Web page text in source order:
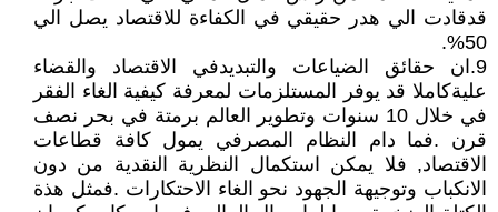
قدقادت الي هدر حقيقي في الكفاءة للاقتصاد يصل الي
50%.
9.ان حقائق الضياعات والتبديدفي الاقتصاد والقضاء
عليةكاملا قد يوفر المستلزمات لمعرفة كيفية الغاء الفقر
في خلال 10 سنوات وتطوير العالم برمتة في بحر نصف
قرن .فما دام النظام المصرفي يمول كافة قطاعات
الاقتصاد, فلا يمكن استكمال النظرية النقدية من دون
الانكباب وتوجيهة الجهود نحو الغاء الاحتكارات .فمثل هذة